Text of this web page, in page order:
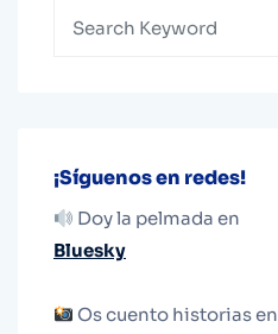
¡Síguenos en redes!
Doy la pelmada en
Bluesky
Os cuento historias en